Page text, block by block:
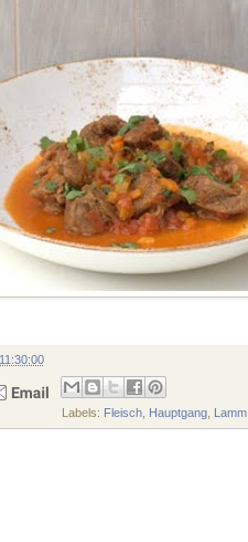
11:30:00
Labels: Fleisch Hauptgang Lamm